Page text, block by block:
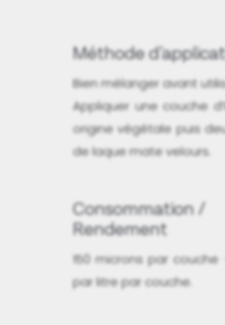
Méthode
Bien mélanger avant
Appliquer une couche
origine végétale puis
de laque mate velours.
Consommation /
Rendement
150 microns par couche
par litre par couche.